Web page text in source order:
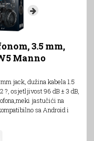
3.5 mm,
Manno
jack, dužina kabela 1.5
?, osjetljivost 96 dB ± 3 dB,
jastučići na
sa Android i